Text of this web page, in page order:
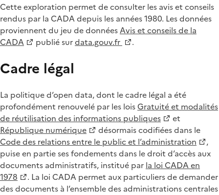
Cette exploration permet de consulter les avis et conseils
rendus par la CADA depuis les années 1980. Les données
proviennent du jeu de donnéesAvis et conseils de la
CADA
publié surdata.gouv.fr .
Cadre légal
La politique d’open data, dont le cadre légal a été
profondément renouvelé par les loisGratuité et modalités
de réutilisation des informations publiques
et
République numérique
désormais codifiées dans le
Code des relations entre le public et l’administration
,
puise en partie ses fondements dans le droit d’accès aux
documents administratifs, institué par la loi CADA en
1978
. La loi CADA permet aux particuliers de demander
des documents à l’ensemble des administrations centrales